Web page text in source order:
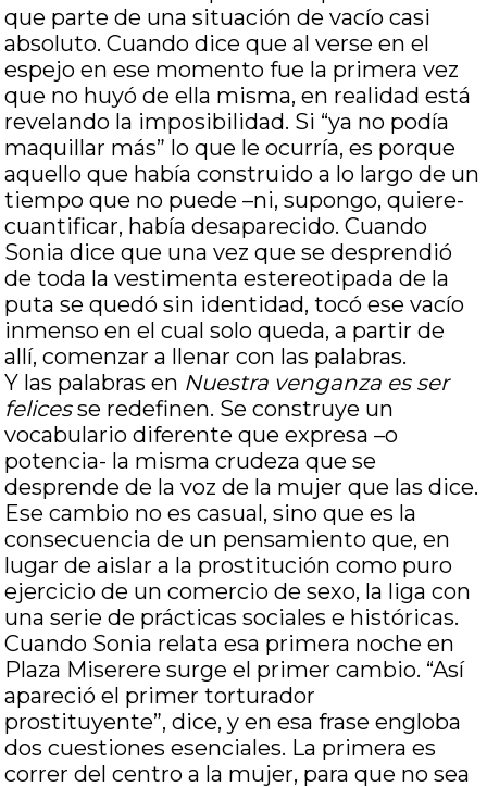
que parte de una situación de vacío casi
absoluto. Cuando dice que al verse en el
espejo en ese momento fue la primera vez
que no huyó de ella misma, en realidad está
revelando la imposibilidad. Si “ya no podía
maquillar más” lo que le ocurría, es porque
aquello que había construido a lo largo de un
tiempo que no puede –ni, supongo, quiere-
cuantificar, había desaparecido. Cuando
Sonia dice que una vez que se desprendió
de toda la vestimenta estereotipada de la
puta se quedó sin identidad, tocó ese vacío
inmenso en el cual solo queda, a partir de
allí, comenzar a llenar con las palabras.
Y las palabras en Nuestra venganza es ser
felicesse redefinen. Se construye un
vocabulario diferente que expresa –o
potencia- la misma crudeza que se
desprende de la voz de la mujer que las dice.
Ese cambio no es casual, sino que es la
consecuencia de un pensamiento que, en
lugar de aislar a la prostitución como puro
ejercicio de un comercio de sexo, la liga con
una serie de prácticas sociales e históricas.
Cuando Sonia relata esa primera noche en
Plaza Miserere surge el primer cambio. “Así
apareció el primer torturador
prostituyente”, dice, y en esa frase engloba
dos cuestiones esenciales. La primera es
correr del centro a la mujer, para que no sea